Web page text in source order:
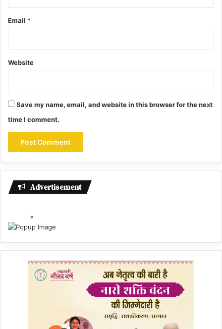
Email *
Website
Save my name, email, and website in this browser for the next
time I comment.
Advertisement
×